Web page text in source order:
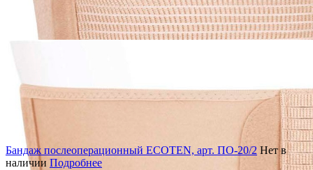
Бандаж послеоперационный ECOTEN, арт. ПО-20/2 Нет в
наличии Подробнее